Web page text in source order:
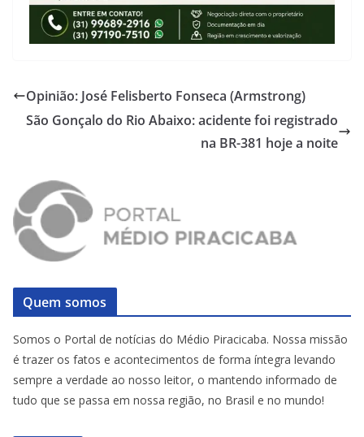
Opinião: José Felisberto Fonseca (Armstrong)
São Gonçalo do Rio Abaixo: acidente foi registrado
na BR-381 hoje a noite
Quem somos
Somos o Portal de notícias do Médio Piracicaba. Nossa missão
é trazer os fatos e acontecimentos de forma íntegra levando
sempre a verdade ao nosso leitor, o mantendo informado de
tudo que se passa em nossa região, no Brasil e no mundo!